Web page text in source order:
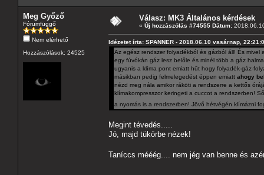
Meg Győző
Fórumfüggő
Nem elérhető
Hozzászólások: 24525
Válasz: MK3 Általános kérdések
« Új hozzászólás #74555 Dátum:
Idézetet írta: SPANNER - 2018.06.10 vasárnap,
Az egész rendszer folyadékból és gázból áll! És
egy fúvókán gáz lesz belőle és minél több a gáz
ugyanis a klíma pont emiatt hűt hogy folyadék-gáz-
másikban pedig felmelegedést éppen emiatt ahogy
nézd meg nála amikor ráköti a rendszerre a kettős
klímakompresszor keringeti a cuccot a rendszerben!
a nyomás is a rendszerben! Jövő hétvégén klímázni
Megint tévedés.....
Jó, majd tükörbe nézek!
Taníccs mééég.... nem jég van benne és